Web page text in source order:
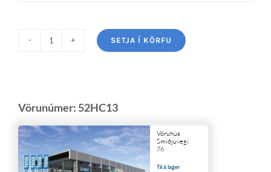
SETJA Í KÖRFU
Vörunúmer: 52HC13
Vöruhús
Smiðjuvegi
76
Til á lager